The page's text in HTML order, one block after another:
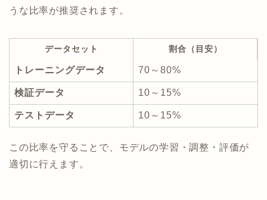
うな比率が推奨されます。
データセット 割合（目安）
トレーニングデータ 70～80%
検証データ 10～15%
テストデータ 10～15%
この比率を守ることで、モデルの学習・調整・評価が
適切に行えます。